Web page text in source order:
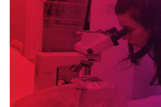
LABORATOIRE
DE
L’INCUBATEUR
HADINAL/CRTAA